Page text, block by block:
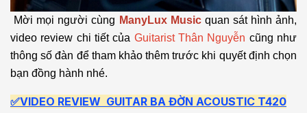
Mời mọi người cùng ManyLux Musicquan sát hình ảnh,
video review chi tiết của Guitarist Thân Nguyễn cũng như
thông số đàn để tham khảo thêm trước khi quyết định chọn
bạn đồng hành nhé.
✅VIDEO REVIEW GUITAR BA ĐỜN ACOUSTIC T420